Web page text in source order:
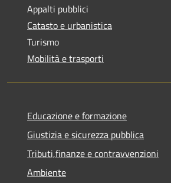
Appalti pubblici
Catasto e urbanistica
Turismo
Mobilità e trasporti
Educazione e formazione
Giustizia e sicurezza pubblica
Tributi,finanze e contravvenzioni
Ambiente